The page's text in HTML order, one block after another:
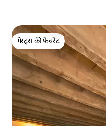
गेस्ट्स की फ़ेवरेट
गेस्ट्स की फ़ेवरेट